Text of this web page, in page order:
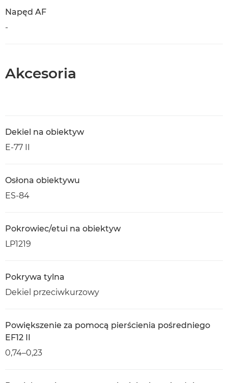
Napęd AF
-
Akcesoria
Dekiel na obiektyw
E-77 II
Osłona obiektywu
ES-84
Pokrowiec/etui na obiektyw
LP1219
Pokrywa tylna
Dekiel przeciwkurzowy
Powiększenie za pomocą pierścienia pośredniego
EF12 II
0,74–0,23